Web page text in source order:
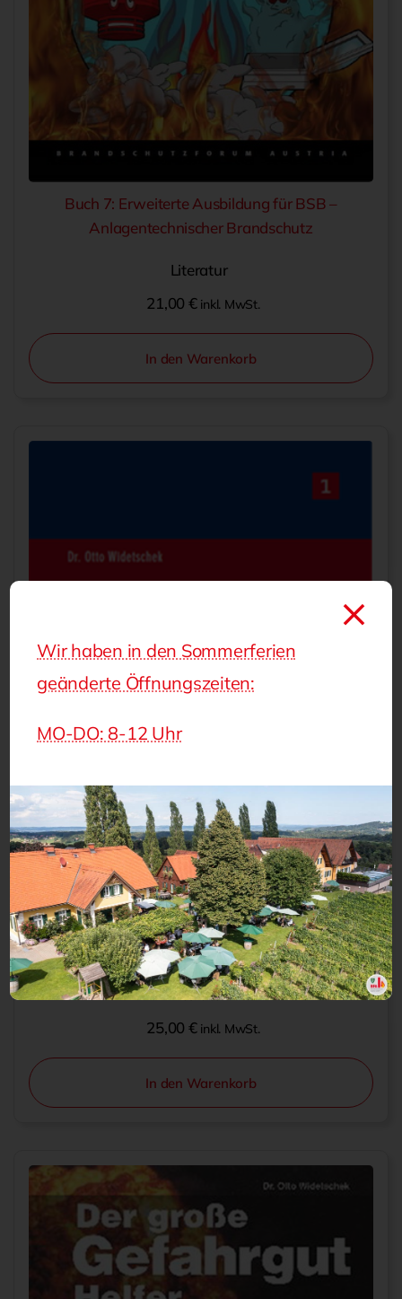
Buch 7: Erweiterte Ausbildung für BSB –
Anlagentechnischer Brandschutz
Literatur
21,00 € inkl. MwSt.
In den Warenkorb
Buch 9: Die neue Taktik im Feuerwehreinsatz
Literatur
25,00 € inkl. MwSt.
In den Warenkorb
Wir haben in den Sommerferien
geänderte Öffnungszeiten:
MO-DO: 8-12 Uhr